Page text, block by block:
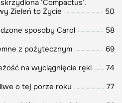
‘Compactus’.
Zieleń to Życie
50
sposoby Carol
58
z pożytecznym
69
na wyciągnięcie ręki
74
o tej porze roku
77